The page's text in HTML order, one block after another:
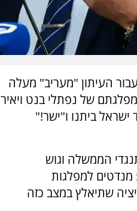
העיתון "מעריב" מעלה
מפלגתם של נפתלי בנט ויאיר
ביתנו ו"ישר!"
הממשלה וגוש
הקואליציה נותר ללא שינוי - 50 מנדטים למפלגות
לאופוזיציה שתיאלץ במצב כזה